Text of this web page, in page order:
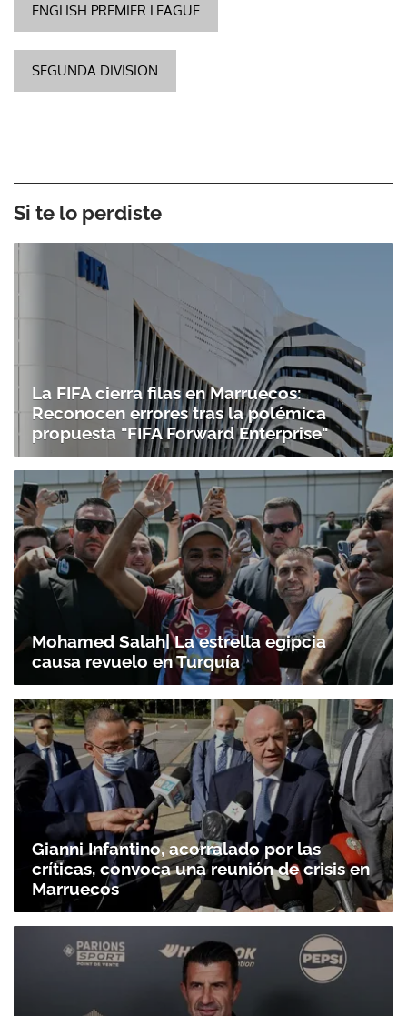
ENGLISH PREMIER LEAGUE
SEGUNDA DIVISION
Si te lo perdiste
La FIFA cierra filas en Marruecos:
Reconocen errores tras la polémica
propuesta "FIFA Forward Enterprise"
Mohamed Salah| La estrella egipcia
causa revuelo en Turquía
Gianni Infantino, acorralado por las
críticas, convoca una reunión de crisis en
Marruecos